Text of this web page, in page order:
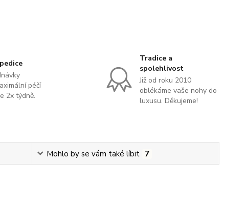
péčí
2x týdně.
Tradice a
spolehlivost
Již od roku 2010
oblékáme vaše nohy do
luxusu. Děkujeme!
Mohlo by se vám také líbit 7